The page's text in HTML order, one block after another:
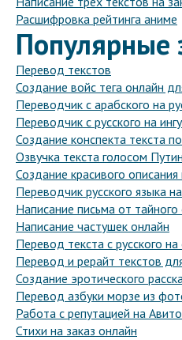
Расшифровка рейтинга аниме
Популярные
Перевод текстов
Создание войс тега онлайн
Переводчик с арабского на
Переводчик с русского на
Создание конспекта текста
Озвучка текста голосом
Создание красивого
Переводчик русского языка
Написание письма от тайного
Написание частушек онлайн
Перевод текста с русского
Перевод и рерайт текстов
Создание эротического
Перевод азбуки морзе из
Работа с репутацией на Авито
Стихи на заказ онлайн